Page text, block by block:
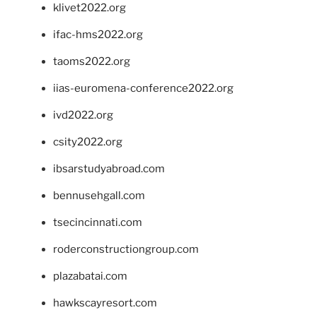
klivet2022.org
ifac-hms2022.org
taoms2022.org
iias-euromena-conference2022.org
ivd2022.org
csity2022.org
ibsarstudyabroad.com
bennusehgall.com
tsecincinnati.com
roderconstructiongroup.com
plazabatai.com
hawkscayresort.com